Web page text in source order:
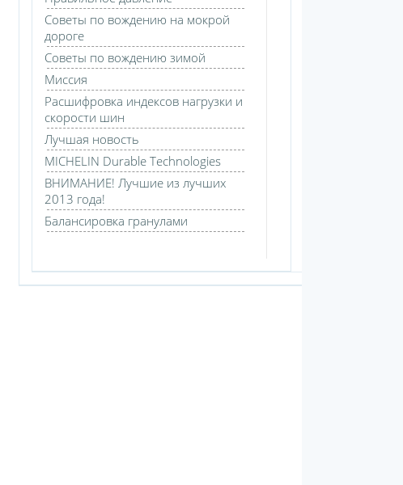
Советы по вождению на мокрой
дороге
Советы по вождению зимой
Миссия
Расшифровка индексов нагрузки и
скорости шин
Лучшая новость
MICHELIN Durable Technologies
ВНИМАНИЕ! Лучшие из лучших
2013 года!
Балансировка гранулами